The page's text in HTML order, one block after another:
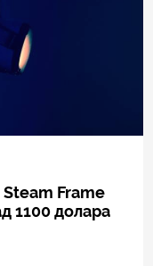
Frame
1100 долара